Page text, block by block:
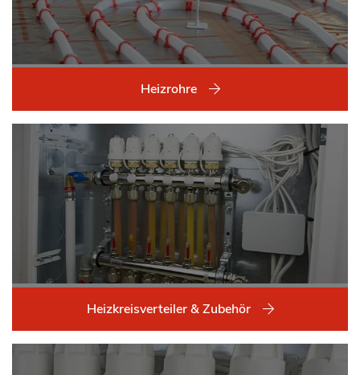
Heizrohre
Heizkreisverteiler & Zubehör